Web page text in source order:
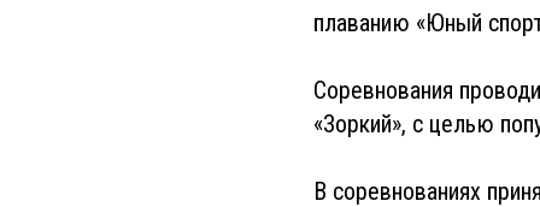
плаванию «Юный
Соревнования
«Зоркий», с целью
В соревнованиях